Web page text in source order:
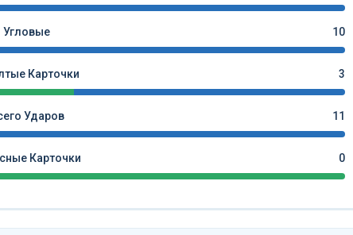
Угловые 10
Карточки 3
Ударов 11
Карточки 0